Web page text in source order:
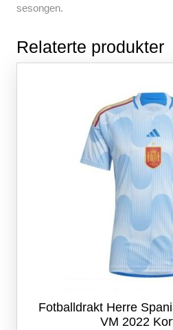
sesongen.
Relaterte produkter
Fotballdrakt Herre
VM 2022